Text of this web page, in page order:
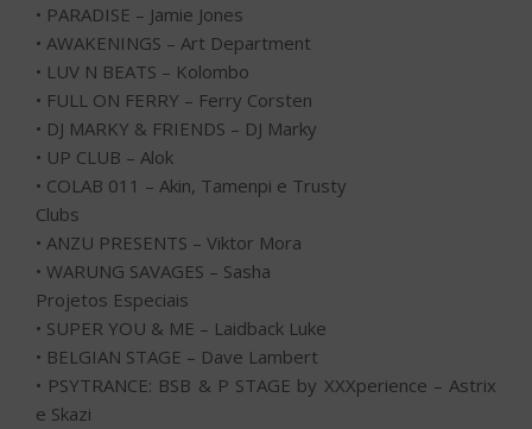
• PARADISE – Jamie Jones
• AWAKENINGS – Art Department
• LUV N BEATS – Kolombo
• FULL ON FERRY – Ferry Corsten
• DJ MARKY & FRIENDS – DJ Marky
• UP CLUB – Alok
• COLAB 011 – Akin, Tamenpi e Trusty
Clubs
• ANZU PRESENTS – Viktor Mora
• WARUNG SAVAGES – Sasha
Projetos Especiais
• SUPER YOU & ME – Laidback Luke
• BELGIAN STAGE – Dave Lambert
• PSYTRANCE: BSB & P STAGE by XXXperience – Astrix
e Skazi